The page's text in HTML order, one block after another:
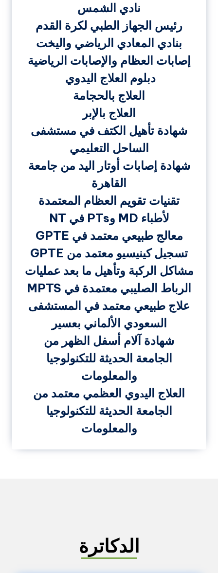
نادي الشمس
رئيس الجهاز الطبي لكرة القدم
بنادي المعادي الرياضي واليخت
إصابات العظام والإصابات الرياضية
دبلوم العلاج اليدوي
العلاج بالحجامة
العلاج بالإبر
شهادة تأهيل الكتف في مستشفى
الساحل التعليمي
شهادة إصابات أوتار اليد من جامعة
القاهرة
تقنيات تقويم العظام المعتمدة
لأطباء MD وPTs في NT
معالج طبيعي معتمد في GPTE
تسجيل كينيسيو معتمد من GPTE
مشاكل الركبة وتأهيل ما بعد عمليات
الرباط الصليبي معتمدة في MPTS
علاج طبيعي معتمد في المستشفى
السعودي الألماني بعسير
شهادة آلام أسفل الظهر من
الجامعة الحديثة للتكنولوجيا
والمعلومات
العلاج اليدوي العظمي معتمد من
الجامعة الحديثة للتكنولوجيا
والمعلومات
الدكاترة